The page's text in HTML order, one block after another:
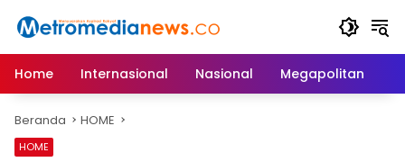
Home
Internasional Nasional Megapolitan
Beranda HOME
HOME